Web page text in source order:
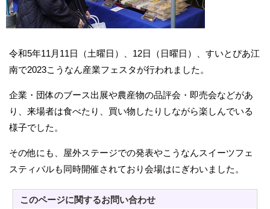
令和5年11月11日（土曜日）、12日（日曜日）、すいとぴあ江
南で2023こうなん産業フェスタが行われました。
企業・団体のブース出展や農産物の品評会・即売会などがあ
り、来場者は食べたり、買い物したりしながら楽しんでいる
様子でした。
その他にも、屋外ステージでの発表やこうなんスイーツフェ
スティバルも同時開催されており会場はにぎわいました。
このページに関するお問い合わせ